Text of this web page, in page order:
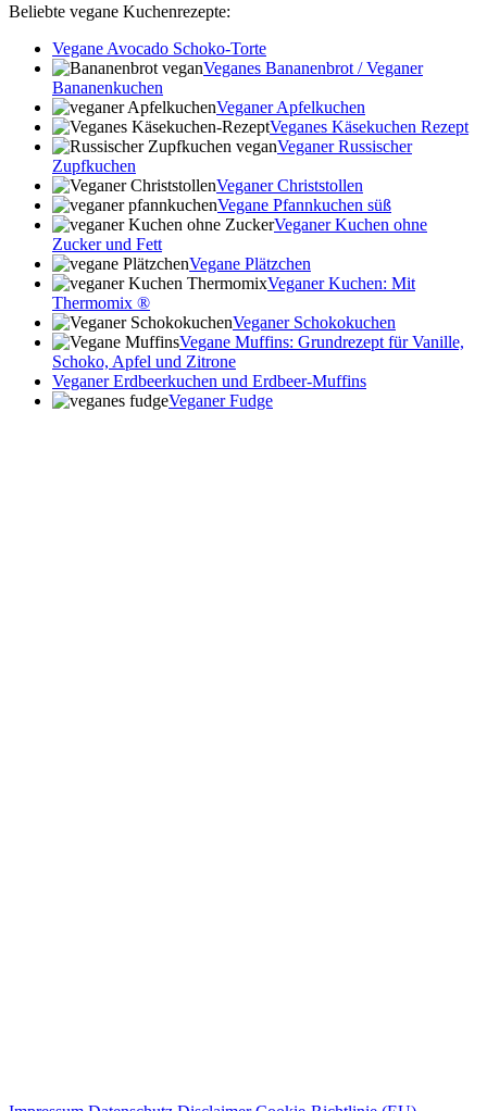
Beliebte vegane Kuchenrezepte:
Vegane Avocado Schoko-Torte
Veganes Bananenbrot / Veganer
Bananenkuchen
Veganer Apfelkuchen
Veganes Käsekuchen Rezept
Veganer Russischer
Zupfkuchen
Veganer Christstollen
Vegane Pfannkuchen süß
Veganer Kuchen ohne
Zucker und Fett
Vegane Plätzchen
Veganer Kuchen: Mit
Thermomix ®
Veganer Schokokuchen
Vegane Muffins: Grundrezept für Vanille,
Schoko, Apfel und Zitrone
Veganer Erdbeerkuchen und Erdbeer-Muffins
Veganer Fudge